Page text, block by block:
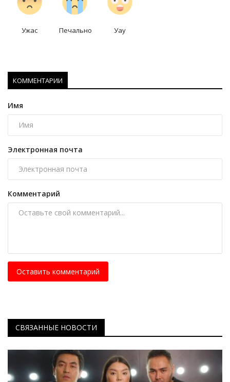
Ужас Печально Уау
КОММЕНТАРИИ
Имя
Электронная почта
Комментарий
Оставить комментарий
СВЯЗАННЫЕ НОВОСТИ